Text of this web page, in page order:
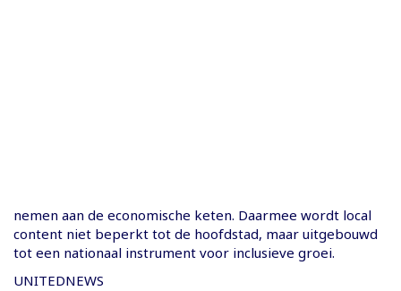
nemen aan de economische keten. Daarmee wordt local
content niet beperkt tot de hoofdstad, maar uitgebouwd
tot een nationaal instrument voor inclusieve groei.
UNITEDNEWS